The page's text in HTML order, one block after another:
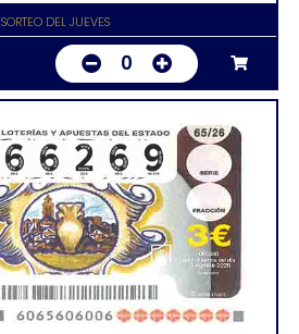
SORTEO DEL JUEVES
0